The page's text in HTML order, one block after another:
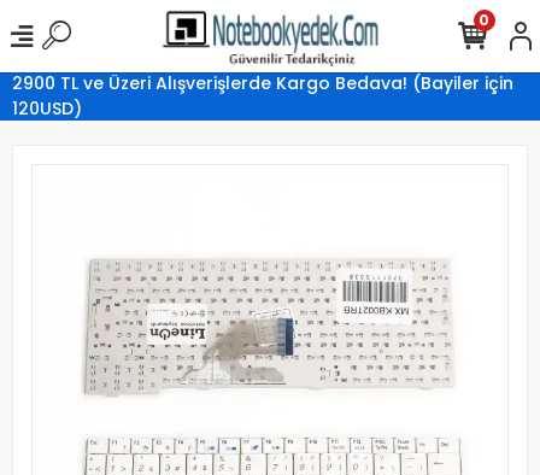
2900 TL ve Üzeri Alışverişlerde Kargo Bedava! (Bayiler için
120USD)
0